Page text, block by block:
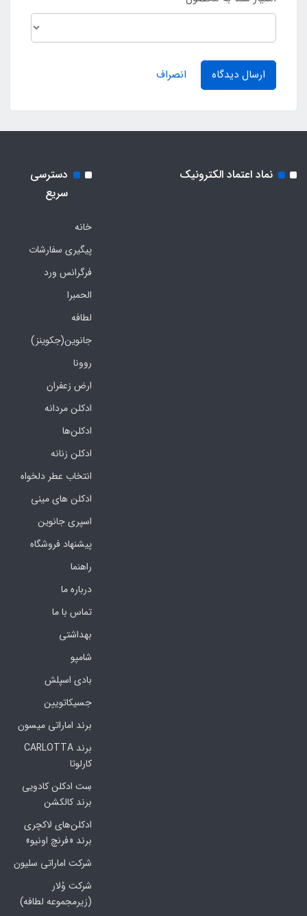
ارسال دیدگاه انصراف
نماد اعتماد الکترونیک
دسترسی
سریع
خانه
پیگیری سفارشات
فرگرانس ورد
الحمبرا
لطافه
جانوین(جکوینز)
روونا
ارض زعفران
ادکلن مردانه
ادکلن‌ها
ادکلن زنانه
انتخاب عطر دلخواه
ادکلن های مینی
اسپری جانوین
پیشنهاد فروشگاه
راهنما
درباره ما
تماس با ما
بهداشتی
شامپو
بادی اسپلش
جسیکاتویین
برند اماراتی میسون
برند CARLOTTA
کارلوتا
سِت ادکلن کادویی
برند کالکشن
ادکلن‌های لاکچری
برند «فرنچ اونیو»
شرکت اماراتی سلیون
شرکت وُلار
(زیرمجموعه لطافه)